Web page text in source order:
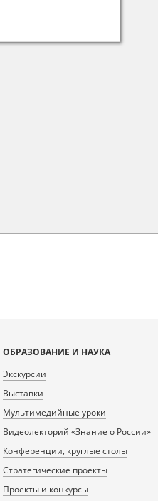
ОБРАЗОВАНИЕ И НАУКА
Экскурсии
Выставки
Мультимедийные уроки
Видеолекторий «Знание о России»
Конференции, круглые столы
Стратегические проекты
Проекты и конкурсы